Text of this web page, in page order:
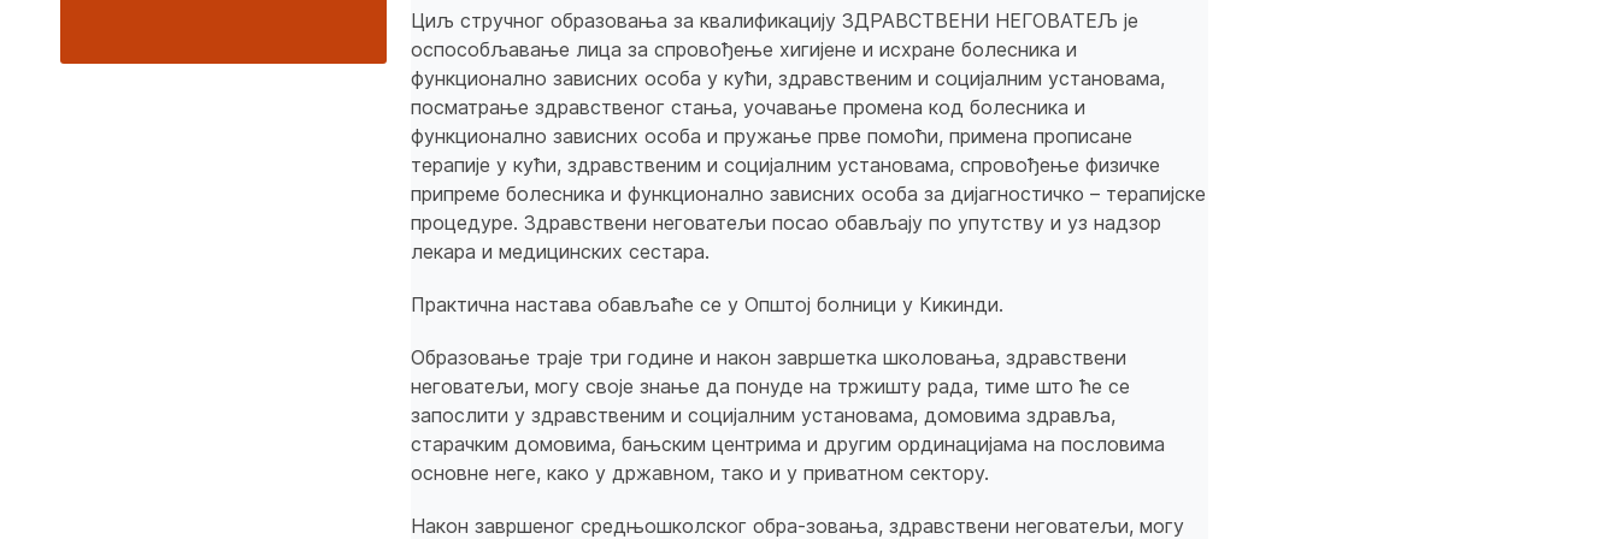
Циљ стручног образовања за квалификацију ЗДРАВСТВЕНИ НЕГОВАТЕЉ је
оспособљавање лица за спровођење хигијене и исхране болесника и
функционално зависних особа у кући, здравственим и социјалним установама,
посматрање здравственог стања, уочавање промена код болесника и
функционално зависних особа и пружање прве помоћи, примена прописане
терапије у кући, здравственим и социјалним установама, спровођење физичке
припреме болесника и функционално зависних особа за дијагностичко – терапијске
процедуре. Здравствени неговатељи посао обављају по упутству и уз надзор
лекара и медицинских сестара.
Практична настава обављаће се у Општој болници у Кикинди.
Образовање траје три године и након завршетка школовања, здравствени
неговатељи, могу своје знање да понуде на тржишту рада, тиме што ће се
запослити у здравственим и социјалним установама, домовима здравља,
старачким домовима, бањским центрима и другим ординацијама на пословима
основне неге, како у државном, тако и у приватном сектору.
Након завршеног средњошколског обра-зовања, здравствени неговатељи, могу